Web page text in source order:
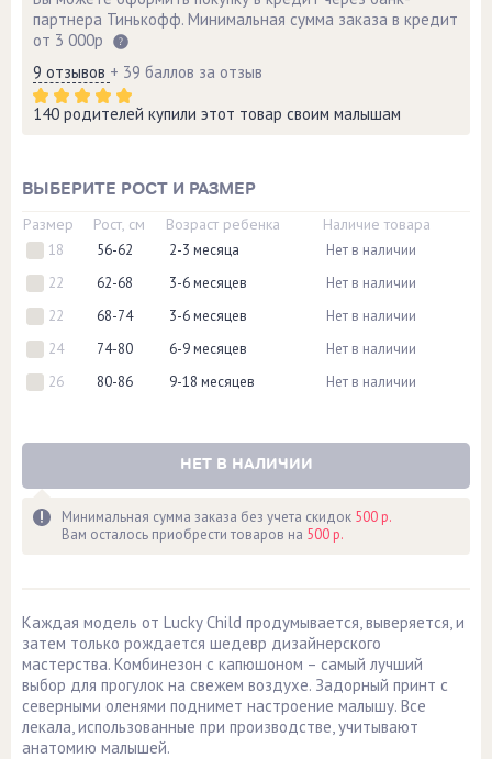
партнера Тинькофф. Минимальная сумма заказа в кредит
от 3 000р
9 отзывов + 39 баллов за отзыв
140 родителей купили этот товар своим малышам
ВЫБЕРИТЕ РОСТ И РАЗМЕР
Размер Рост, см Возраст ребенка Наличие товара
18 56-62 2-3 месяца
Нет в наличии
22
62-68 3-6 месяцев
Нет в наличии
22
68-74 3-6 месяцев
Нет в наличии
24
74-80 6-9 месяцев
Нет в наличии
26
80-86 9-18 месяцев Нет в наличии
НЕТ В НАЛИЧИИ
Минимальная сумма заказа без учета скидок 500 р.
Вам осталось приобрести товаров на 500 р.
Каждая модель от Lucky Child продумывается, выверяется, и
затем только рождается шедевр дизайнерского
мастерства. Комбинезон с капюшоном – самый лучший
выбор для прогулок на свежем воздухе. Задорный принт с
северными оленями поднимет настроение малышу. Все
лекала, использованные при производстве, учитывают
анатомию малышей.